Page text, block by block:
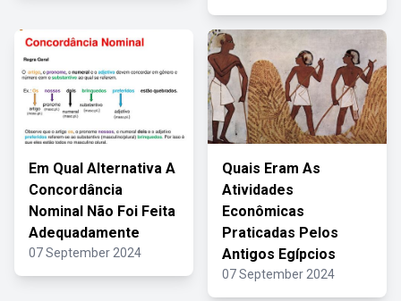
Em Qual Alternativa A
Concordância
Nominal Não Foi Feita
Adequadamente
07 September 2024
Quais Eram As
Atividades
Econômicas
Praticadas Pelos
Antigos Egípcios
07 September 2024